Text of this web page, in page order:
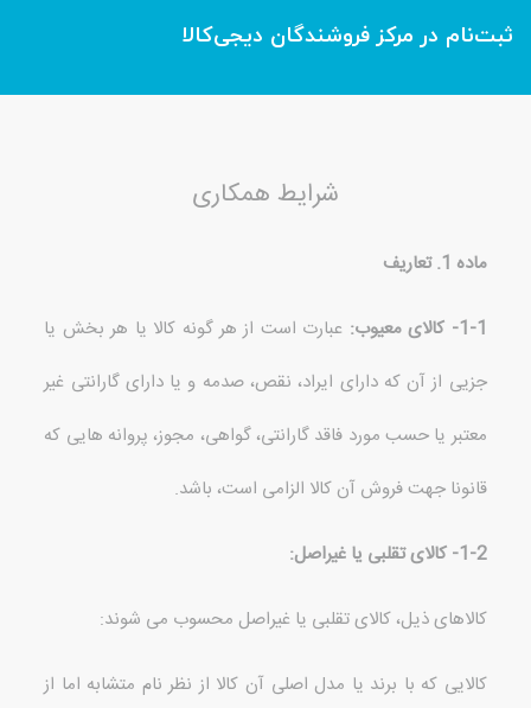
ثبت‌نام در مرکز فروشندگان دیجی‌کالا
شرایط همکاری
ماده 1. تعاریف
1-1- کالای معیوب: عبارت است از هر گونه کالا یا هر بخش یا
جزیی از آن که دارای ایراد، نقص، صدمه و یا دارای گارانتی غیر
معتبر یا حسب مورد فاقد گارانتی، گواهی، مجوز، پروانه هایی که
قانونا جهت فروش آن کالا الزامی است، باشد.
1-2- کالای تقلبی یا غیراصل:
کالاهای ذیل، کالای تقلبی یا غیراصل محسوب می شوند:
کالایی که با برند یا مدل اصلی آن کالا از نظر نام متشابه اما از